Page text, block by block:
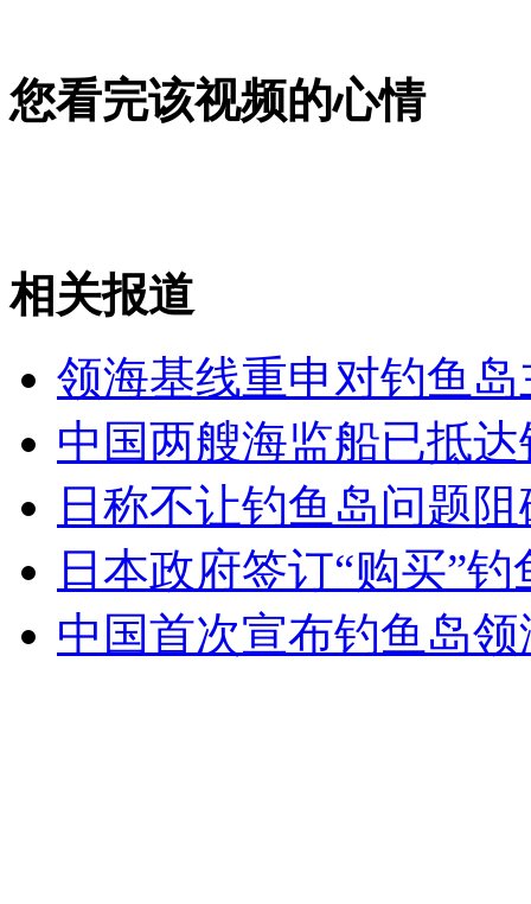
女孩北京地铁殴打老人 痛下狠手拳打脚踢
无痛分娩是否安全 医生回应
外交部：反对强权政治霸凌主义
您看完该视频的心情
相关报道
领海基线重申对钓鱼岛
中国两艘海监船已抵
日称不让钓鱼岛问题
日本政府签订“购买”
中国首次宣布钓鱼岛